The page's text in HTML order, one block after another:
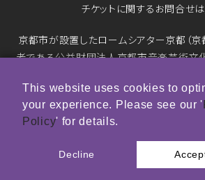
チケットに関するお問合せは
京都市が設置したロームシアター京都（京
者である公益財団法人京都市音楽芸術文
© ROHM Theatre Kyoto. All
トップページメインバナー 撮影
This website uses cookies to
your experience. Please see our '
Policy' for details.
Decline